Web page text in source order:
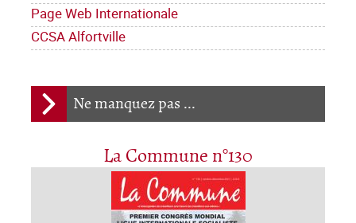
Page Web Internationale
CCSA Alfortville
Ne manquez pas ...
La Commune n°130